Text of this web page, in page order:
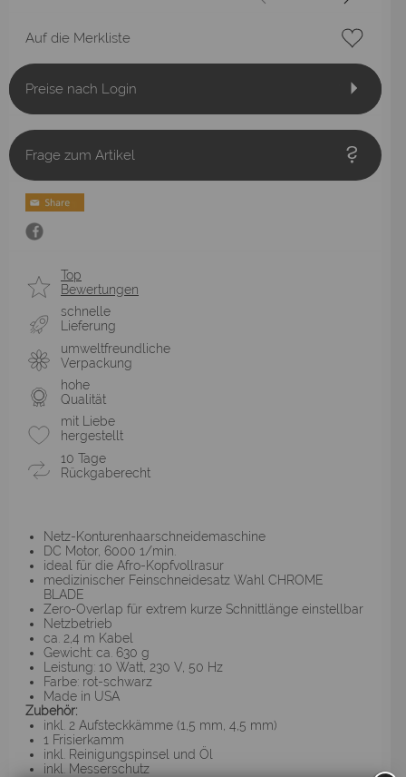
Auf die Merkliste
Preise nach Login
Frage zum Artikel
Top
Bewertungen
schnelle
Lieferung
umweltfreundliche
Verpackung
hohe
Qualität
mit Liebe
hergestellt
10 Tage
Rückgaberecht
Netz-Konturenhaarschneidemaschine
DC Motor, 6000 1/min.
ideal für die Afro-Kopfvollrasur
medizinischer Feinschneidesatz Wahl CHROME
BLADE
Zero-Overlap für extrem kurze Schnittlänge einstellbar
Netzbetrieb
ca. 2,4 m Kabel
Gewicht: ca. 630 g
Leistung: 10 Watt, 230 V, 50 Hz
Farbe: rot-schwarz
Made in USA
Zubehör:
inkl. 2 Aufsteckkämme (1,5 mm, 4,5 mm)
1 Frisierkamm
inkl. Reinigungspinsel und Öl
inkl. Messerschutz